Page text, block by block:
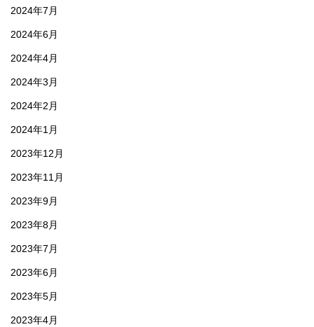
2024年7月
2024年6月
2024年4月
2024年3月
2024年2月
2024年1月
2023年12月
2023年11月
2023年9月
2023年8月
2023年7月
2023年6月
2023年5月
2023年4月